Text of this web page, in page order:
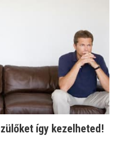
így kezelheted!